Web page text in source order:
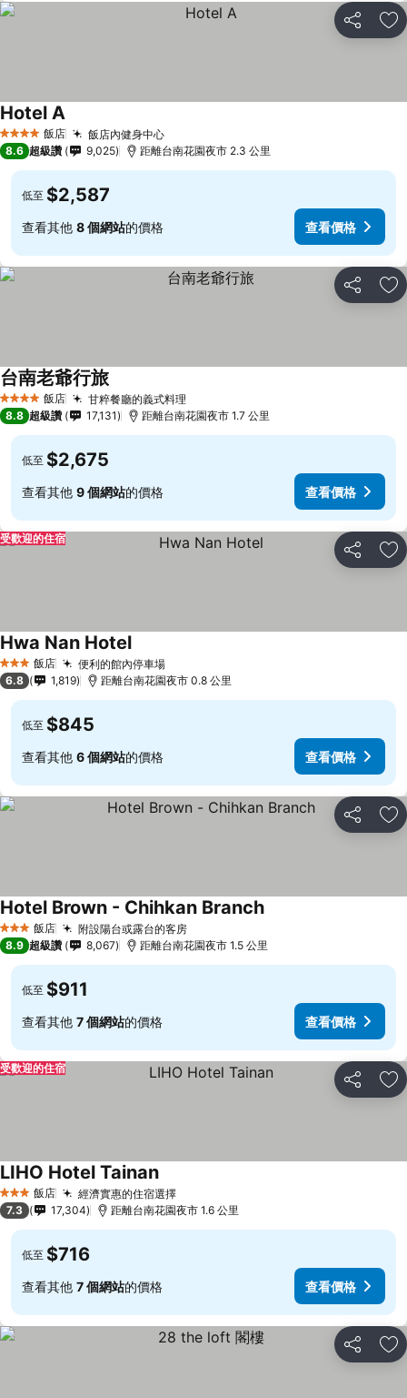
分享 加
4 星級 飯店 飯店內健身中心
Hotel A
8.6 超級讚 9,025 距離台南花園夜市 2.3 公里
低至 $2,587
查看其他 8 個網站的價格 查看價格
分享 加
4 星級 飯店 甘粹餐廳的義式料理
台南老爺行旅
8.8 超級讚 17,131 距離台南花園夜市 1.7 公里
低至 $2,675
查看其他 9 個網站的價格 查看價格
分享 加
受歡迎的住宿
3 星級 飯店 便利的館內停車場
Hwa Nan Hotel
6.8 1,819 距離台南花園夜市 0.8 公里
低至 $845
查看其他 6 個網站的價格 查看價格
分享 加
3 星級 飯店 附設陽台或露台的客房
Hotel Brown - Chihkan Branch
8.9 超級讚 8,067 距離台南花園夜市 1.5 公里
低至 $911
查看其他 7 個網站的價格 查看價格
分享 加
受歡迎的住宿
3 星級 飯店 經濟實惠的住宿選擇
LIHO Hotel Tainan
7.3 17,304 距離台南花園夜市 1.6 公里
低至 $716
查看其他 7 個網站的價格 查看價格
分享 加